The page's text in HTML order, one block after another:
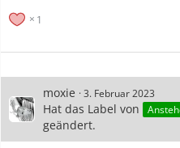
1
moxie 3. Februar 2023
Hat das Label von
geändert.